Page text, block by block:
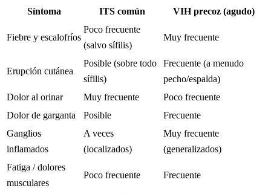
Síntoma ITS común VIH precoz (agudo)
Fiebre y escalofríos
Poco frecuente
(salvo sífilis)
Muy frecuente
Erupción cutánea
Posible (sobre todo
sífilis)
Frecuente (a menudo
pecho/espalda)
Dolor al orinar
Muy frecuente
Poco frecuente
Dolor de garganta
Posible
Frecuente
Ganglios
inflamados
A veces
(localizados)
Muy frecuente
(generalizados)
Fatiga / dolores
musculares
Poco frecuente Frecuente